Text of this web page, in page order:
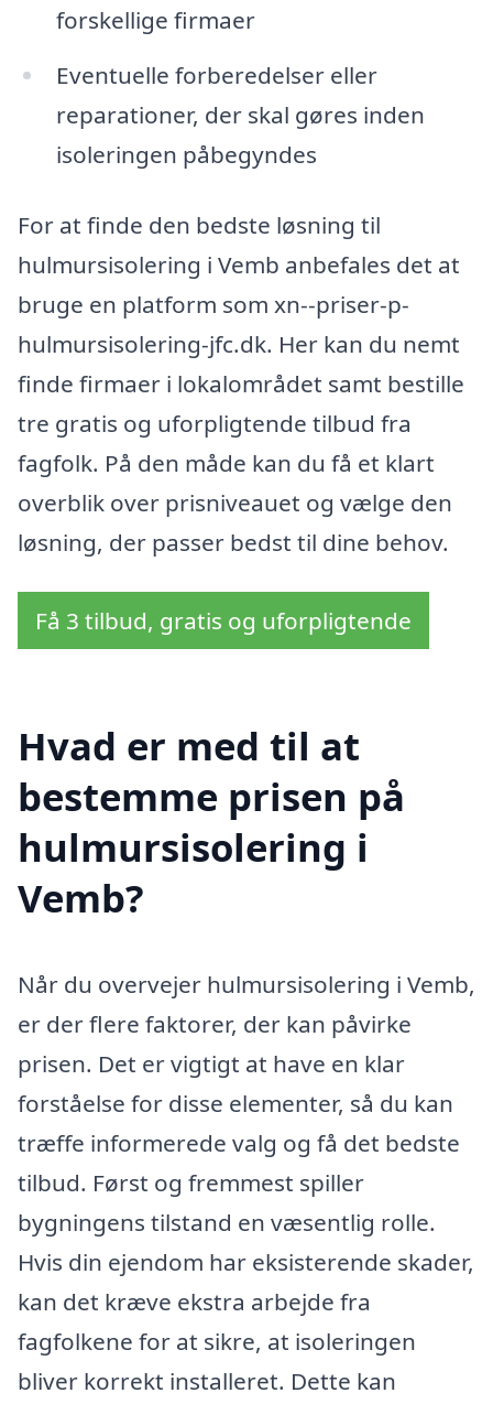
forskellige firmaer
Eventuelle forberedelser eller
reparationer, der skal gøres inden
isoleringen påbegyndes
For at finde den bedste løsning til
hulmursisolering i Vemb anbefales det at
bruge en platform som xn--priser-p-
hulmursisolering-jfc.dk. Her kan du nemt
finde firmaer i lokalområdet samt bestille
tre gratis og uforpligtende tilbud fra
fagfolk. På den måde kan du få et klart
overblik over prisniveauet og vælge den
løsning, der passer bedst til dine behov.
Få 3 tilbud, gratis og uforpligtende
Hvad er med til at
bestemme prisen på
hulmursisolering i
Vemb?
Når du overvejer hulmursisolering i Vemb,
er der flere faktorer, der kan påvirke
prisen. Det er vigtigt at have en klar
forståelse for disse elementer, så du kan
træffe informerede valg og få det bedste
tilbud. Først og fremmest spiller
bygningens tilstand en væsentlig rolle.
Hvis din ejendom har eksisterende skader,
kan det kræve ekstra arbejde fra
fagfolkene for at sikre, at isoleringen
bliver korrekt installeret. Dette kan